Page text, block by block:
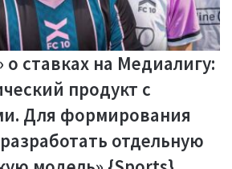
о ставках на Медиалигу:
продукт с
Для формирования
отдельную